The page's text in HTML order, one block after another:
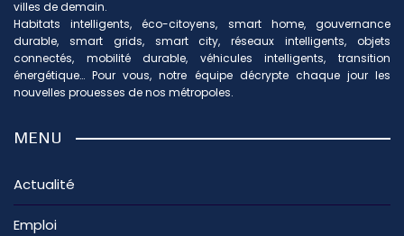
villes de demain.
Habitats intelligents, éco-citoyens, smart home, gouvernance
durable, smart grids, smart city, réseaux intelligents, objets
connectés, mobilité durable, véhicules intelligents, transition
énergétique… Pour vous, notre équipe décrypte chaque jour les
nouvelles prouesses de nos métropoles.
MENU
Actualité
Emploi